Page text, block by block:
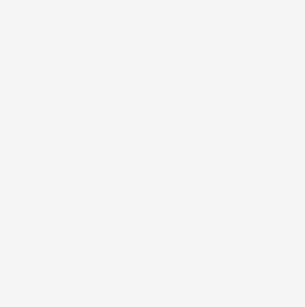
ولا تُحصى قبل الحصول على
من ملء رفوف مكتبتك، يمكِّنك